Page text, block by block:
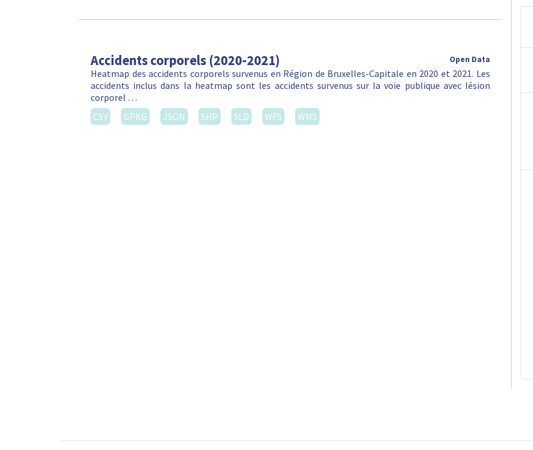
Accidents corporels (2020-2021) Open Data
Heatmap des accidents corporels survenus en Région de Bruxelles-Capitale en 2020 et 2021. Les
accidents inclus dans la heatmap sont les accidents survenus sur la voie publique avec lésion
corporel …
CSV
GPKG JSON SHP SLD WFS WMS